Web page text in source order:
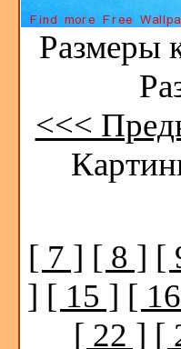
Размеры
<<<
[ 7 ] [ 8 ] [
] [ 15 ] [
[ 22 ] [